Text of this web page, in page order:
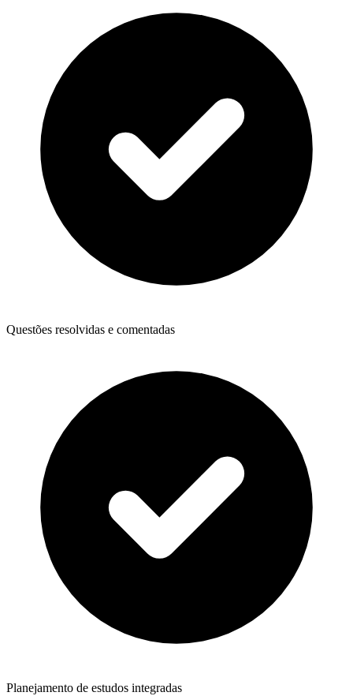
Questões resolvidas e comentadas
Planejamento de estudos integradas